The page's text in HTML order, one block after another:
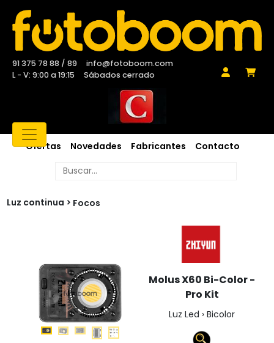
91 375 78 88 / 89
info@fotoboom.com
L - V: 9:00 a 19:15
Sábados cerrado
Ofertas Novedades Fabricantes Contacto
Luz continua Focos
Molus X60 Bi-Color -
Pro Kit
Luz Led › Bicolor